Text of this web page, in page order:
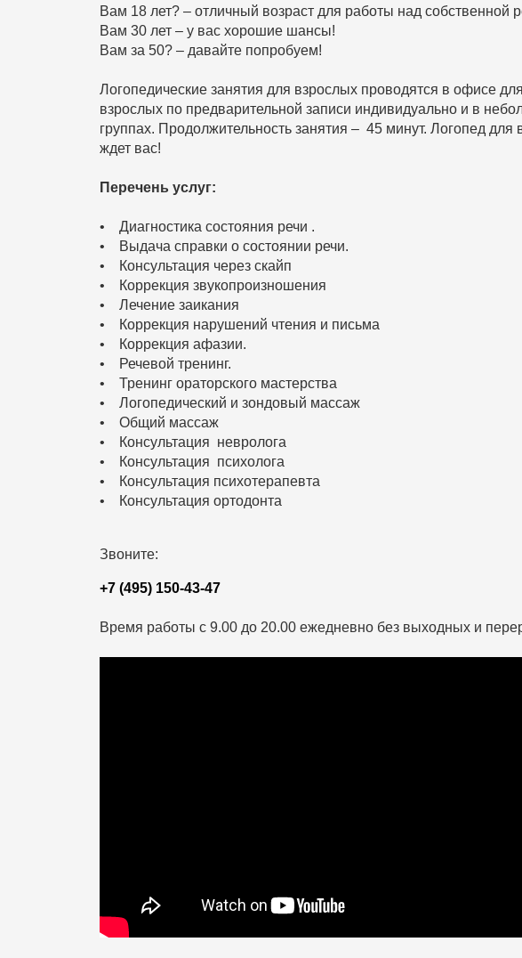
Вам 18 лет? – отличный возраст для работы над собственной
Вам 30 лет – у вас хорошие шансы!
Вам за 50? – давайте попробуем!
Логопедические занятия для взрослых проводятся в офисе для
взрослых по предварительной записи индивидуально и в
группах. Продолжительность занятия – 45 минут. Логопед для
ждет вас!
Перечень услуг:
• Диагностика состояния речи .
• Выдача справки о состоянии речи.
• Консультация через скайп
• Коррекция звукопроизношения
• Лечение заикания
• Коррекция нарушений чтения и письма
• Коррекция афазии.
• Речевой тренинг.
• Тренинг ораторского мастерства
• Логопедический и зондовый массаж
• Общий массаж
• Консультация невролога
• Консультация психолога
• Консультация психотерапевта
• Консультация ортодонта
Звоните:
+7 (495) 150-43-47
Время работы с 9.00 до 20.00 ежедневно без выходных и